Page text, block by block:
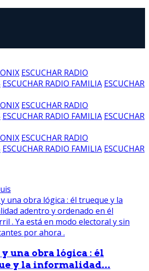
ESCUCHAR RADIO
ESCUCHAR RADIO FAMILIA ESCUCHAR
ESCUCHAR RADIO
ESCUCHAR RADIO FAMILIA ESCUCHAR
ESCUCHAR RADIO
ESCUCHAR RADIO FAMILIA ESCUCHAR
una obra lógica : él
y la informalidad...